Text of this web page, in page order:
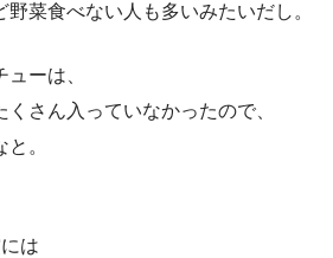
菜食べない人も多いみたいだし。
ーは、
さん入っていなかったので、
。
は